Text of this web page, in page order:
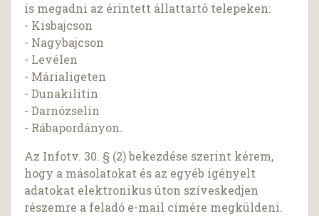
is megadni az érintett állattartó telepeken:
- Kisbajcson
- Nagybajcson
- Levélen
- Márialigeten
- Dunakilitin
- Darnózselin
- Rábapordányon.
Az Infotv. 30. § (2) bekezdése szerint kérem,
hogy a másolatokat és az egyéb igényelt
adatokat elektronikus úton szíveskedjen
részemre a feladó e-mail címére megküldeni.